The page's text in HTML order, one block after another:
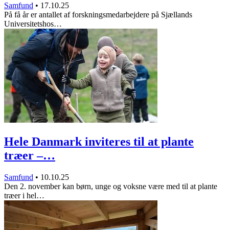
Samfund • 17.10.25
På få år er antallet af forskningsmedarbejdere på Sjællands
Universitetshos…
Hele Danmark inviteres til at plante
træer –…
Samfund • 10.10.25
Den 2. november kan børn, unge og voksne være med til at plante
træer i hel…